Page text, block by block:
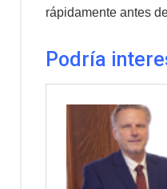
rápidamente antes
Podría